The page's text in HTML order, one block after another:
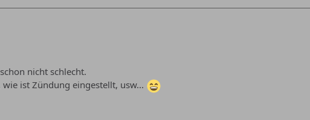
nicht schlecht.
ist Zündung eingestellt, usw...